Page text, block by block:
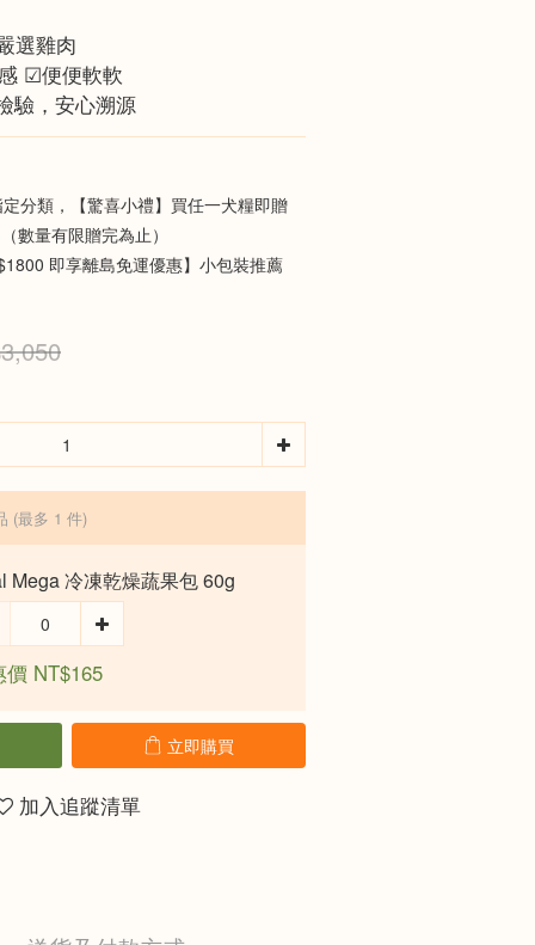
選雞肉
☑便便軟軟
驗，安心溯源
分類，【驚喜小禮】買任一犬糧即贈
數量有限贈完為止）
即享離島免運優惠】小包裝推薦
(最多 1 件)
Mega 冷凍乾燥蔬果包 60g
價 NT$165
立即購買
加入追蹤清單